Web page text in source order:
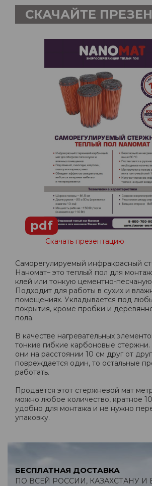
СКАЧАЙТЕ
pdf
Скачать презентацию
Саморегулируемый инфракрасный
Наномат– это теплый пол для
клей или тонкую цементно-
Подходит для работы в сухих и
помещениях. Укладывается под
покрытия, кроме пробки и
пола.
В качестве нагревательных
тонкие гибкие карбоновые
они на расстоянии 10 см друг от
повреждается один, то остальные
работать.
Продается этот стержневой мат
можно любое количество, кратное
удобно для монтажа и не нужно
упаковку.
БЕСПЛАТНАЯ ДОСТАВКА
ПО ВСЕЙ РОССИИ, КАЗАХСТАНУ И